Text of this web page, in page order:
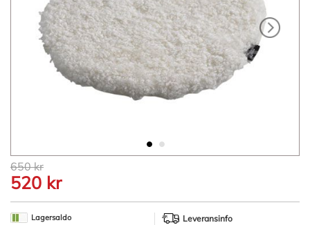
Hoppa
till
början
av
bildgalleriet
650 kr
520 kr
Lagersaldo
Leveransinfo